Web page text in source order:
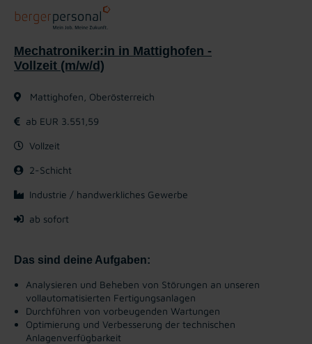
Mechatroniker:in in Mattighofen -
Vollzeit (m/w/d)
Mattighofen, Oberösterreich
ab EUR 3.551,59
Vollzeit
2-Schicht
Industrie / handwerkliches Gewerbe
ab sofort
Das sind deine Aufgaben:
Analysieren und Beheben von Störungen an unseren
vollautomatisierten Fertigungsanlagen
Durchführen von vorbeugenden Wartungen
Optimierung und Verbesserung der technischen
Anlagenverfügbarkeit